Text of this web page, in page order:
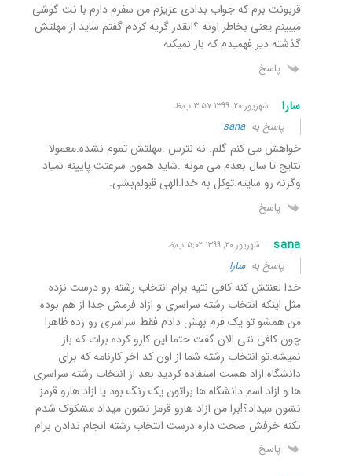
قربونت برم که جواب بدادی عزیزم من سفرم دارم با نت گوشی
میبینم یعنی بخاطر اونه ؟انقدر گریه کردم گفتم ساید از مهلتش
گذشته دیر فهمیدم که باز نمیکنه
پاسخ
سارا شهریور ۲۰, ۱۳۹۹ ۳:۵۷ ب٫ظ
پاسخ بهsana
خواهش می کنم گلم. نه نترس .مهلتش تموم نشده.معمولا
نتایج تا سال بعدم می مونه .شاید همون سرعتت پایینه نمیاد
وگرنه رو سایته.توکل به خدا.الهی قبولم‌بشی.
پاسخ
sana شهریور ۲۰, ۱۳۹۹ ۵:۰۲ ب٫ظ
پاسخ بهسارا
خدا لعنتش کنه کافی نتیه برام انتخاب رشته رو درست نزده
مثل اینکه انتخاب رشته سراسری و ازاد فرمش جدا از هم بوده
من همشو تو یک فرم بهش دادم فقط سراسری رو زده ظاهرا
چون کافی نتی الان گفت حتما این کارو کرده برات که باز
نمیشه.تو انتخاب رشته شما از اون کد اخر کارنامه که برای
دانشگاه ازاد هست استفاده کردید بعد از انتخاب رشته سراسری
ها و ازاد اسم دانشگاه ها براتون یک رنگ بود یا ازاد هارو قرمز
نشون میداد؟!برا من ازاد هارو قرمز نشون میداد مشکوک شدم
نکنه خرفش صحت داره درست انتخاب رشته انجام ندادن برام
پاسخ